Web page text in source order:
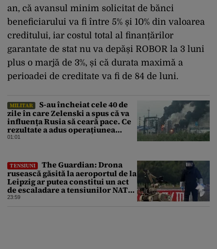
an, că avansul minim solicitat de bănci
beneficiarului va fi între 5% și 10% din valoarea
creditului, iar costul total al finanțărilor
garantate de stat nu va depăși ROBOR la 3 luni
plus o marjă de 3%, și că durata maximă a
perioadei de creditate va fi de 84 de luni.
MILITAR
S-au încheiat cele 40 de
zile în care Zelenski a spus că va
influența Rusia să ceară pace. Ce
rezultate a adus operațiunea
Kievului
01:01
TENSIUNI
The Guardian: Drona
rusească găsită la aeroportul de la
Leipzig ar putea constitui un act
de escaladare a tensiunilor NATO-
Rusia
23:59